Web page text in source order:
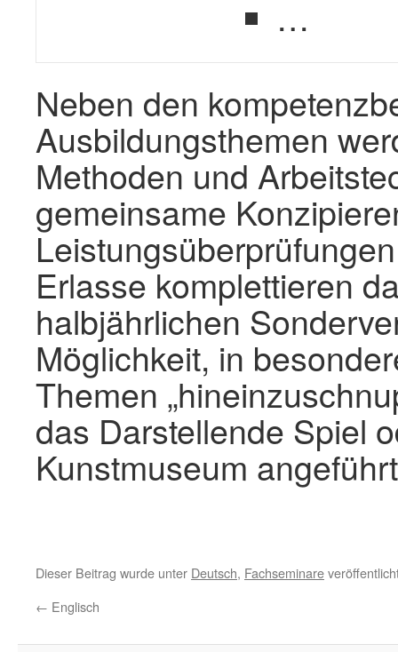
…
Neben den
Ausbildungsthemen
Methoden und
gemeinsame
Erlasse komplettieren
halbjährlichen
Möglichkeit, in
Themen
das Darstellende Spiel
Kunstmuseum
Dieser Beitrag wurde unter Deutsch, Fachseminare
← Englisch